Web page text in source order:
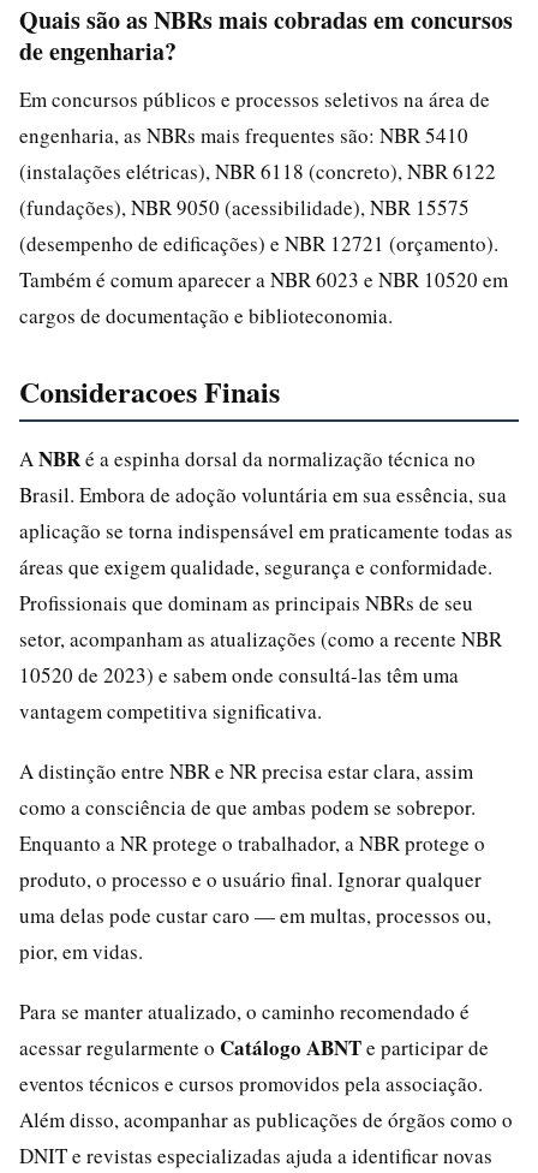
Quais são as NBRs mais cobradas em concursos
de engenharia?
Em concursos públicos e processos seletivos na área de
engenharia, as NBRs mais frequentes são: NBR 5410
(instalações elétricas), NBR 6118 (concreto), NBR 6122
(fundações), NBR 9050 (acessibilidade), NBR 15575
(desempenho de edificações) e NBR 12721 (orçamento).
Também é comum aparecer a NBR 6023 e NBR 10520 em
cargos de documentação e biblioteconomia.
Consideracoes Finais
A NBRé a espinha dorsal da normalização técnica no
Brasil. Embora de adoção voluntária em sua essência, sua
aplicação se torna indispensável em praticamente todas as
áreas que exigem qualidade, segurança e conformidade.
Profissionais que dominam as principais NBRs de seu
setor, acompanham as atualizações (como a recente NBR
10520 de 2023) e sabem onde consultá-las têm uma
vantagem competitiva significativa.
A distinção entre NBR e NR precisa estar clara, assim
como a consciência de que ambas podem se sobrepor.
Enquanto a NR protege o trabalhador, a NBR protege o
produto, o processo e o usuário final. Ignorar qualquer
uma delas pode custar caro — em multas, processos ou,
pior, em vidas.
Para se manter atualizado, o caminho recomendado é
acessar regularmente o Catálogo ABNTe participar de
eventos técnicos e cursos promovidos pela associação.
Além disso, acompanhar as publicações de órgãos como o
DNIT e revistas especializadas ajuda a identificar novas